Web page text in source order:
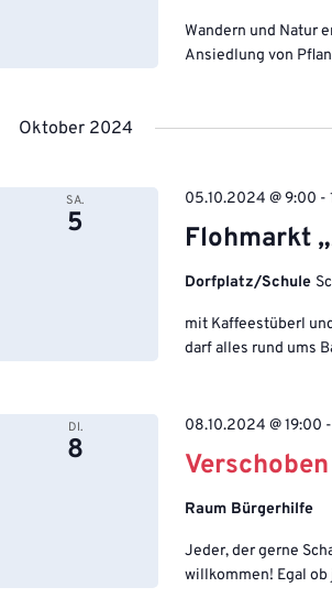
Wandern und Natur
Ansiedlung von
Oktober 2024
SA.
5 Flohmarkt
05.10.2024 @ 9:00 -
Dorfplatz/Schule
mit Kaffeestüberl
darf alles rund ums
DI.
8 Verschoben
08.10.2024 @ 19:00 -
Raum Bürgerhilfe
Jeder, der gerne
willkommen! Egal ob